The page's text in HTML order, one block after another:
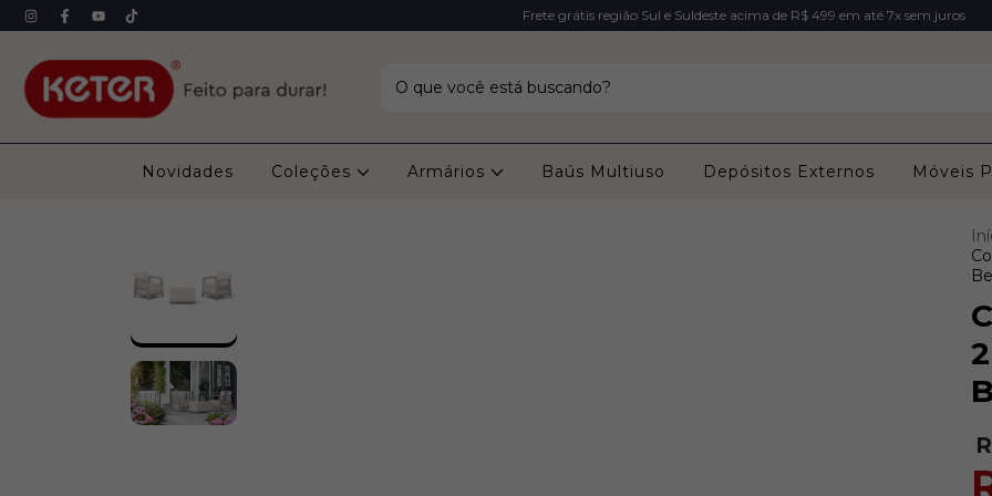
Frete grátis região Sul e Suldeste acima de R$ 499 em até 7x sem juros
Novidades Coleções Armários Baús Multiuso Depósitos Externos Móveis